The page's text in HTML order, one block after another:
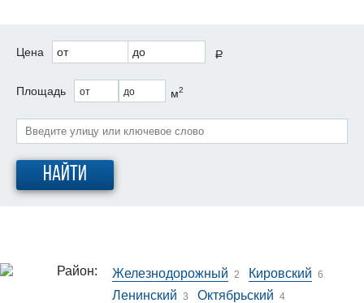
Цена от до a
Площадь от до м2
Найти
Район: Железнодорожный 2 Кировский 6
Ленинский 3 Октябрьский 4